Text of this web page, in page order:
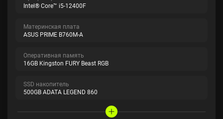
Intel® Core™ i5-12400F
Материнская плата
ASUS PRIME B760M-A
Оперативная память
16GB Kingston FURY Beast RGB
SSD накопитель
500GB ADATA LEGEND 860